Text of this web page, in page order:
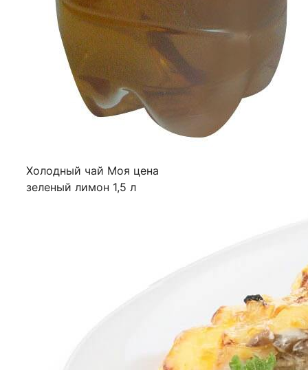
Холодный чай Моя цена
зеленый лимон 1,5 л